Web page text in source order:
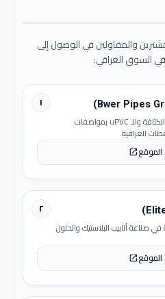
والمقاولين في الوصول إلى
السوق العراقي:
١
الرائدة في إنتاج أنابيب HDPE عالية الكثافة والـ uPVC بمواصفات
العراقية.
الموقعopen_in_new
٢
صناعة أنابيب البلاستيك والحلول
الموقعopen_in_new